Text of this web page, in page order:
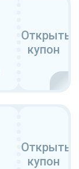
Открыть
купон
Открыть
купон